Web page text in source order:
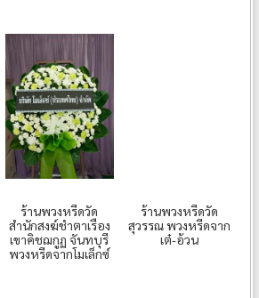
ร้านพวงหรีดวัด
สำนักสงฆ์ชำตาเรือง
เขาคิชฌกูฏ จันทบุรี
พวงหรีดจากโมเล็กซ์
ร้านพวงหรีดวัด
สุวรรณ พวงหรีดจาก
เต๋-อ้วน